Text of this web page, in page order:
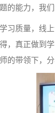
的能力，我
习质量，线
，真正做到
的带领下，